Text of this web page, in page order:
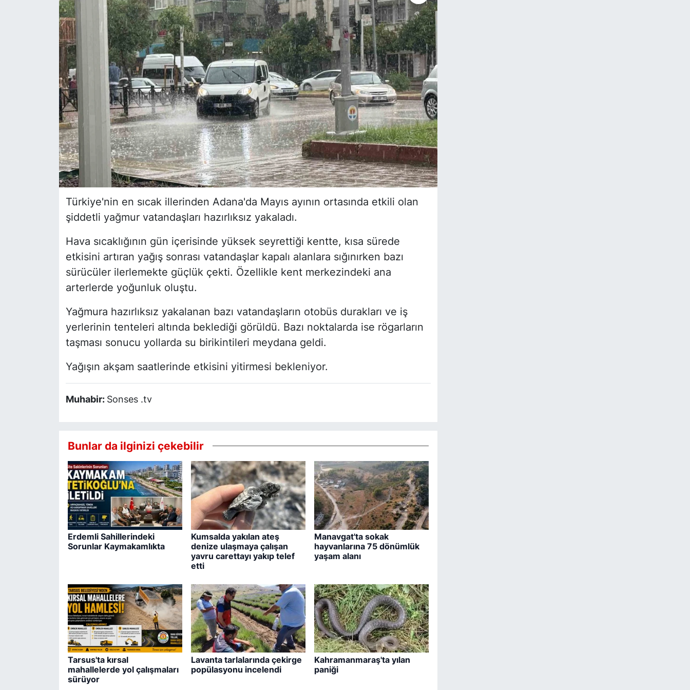
Türkiye'nin en sıcak illerinden Adana'da Mayıs ayının ortasında etkili olan
şiddetli yağmur vatandaşları hazırlıksız yakaladı.
Hava sıcaklığının gün içerisinde yüksek seyrettiği kentte, kısa sürede
etkisini artıran yağış sonrası vatandaşlar kapalı alanlara sığınırken bazı
sürücüler ilerlemekte güçlük çekti. Özellikle kent merkezindeki ana
arterlerde yoğunluk oluştu.
Yağmura hazırlıksız yakalanan bazı vatandaşların otobüs durakları ve iş
yerlerinin tenteleri altında beklediği görüldü. Bazı noktalarda ise rögarların
taşması sonucu yollarda su birikintileri meydana geldi.
Yağışın akşam saatlerinde etkisini yitirmesi bekleniyor.
Muhabir: Sonses .tv
Bunlar da ilginizi çekebilir
Erdemli Sahillerindeki
Sorunlar Kaymakamlıkta
Kumsalda yakılan ateş
denize ulaşmaya çalışan
yavru carettayı yakıp telef
etti
Manavgat'ta sokak
hayvanlarına 75 dönümlük
yaşam alanı
Tarsus'ta kırsal
mahallelerde yol çalışmaları
sürüyor
Lavanta tarlalarında çekirge
popülasyonu incelendi
Kahramanmaraş'ta yılan
paniği
Siyaset
YEREL HABER
Haberde insan
Tanıtım